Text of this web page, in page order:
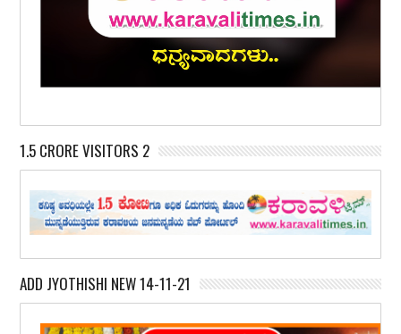
1.5 CRORE VISITORS 2
ADD JYOTHISHI NEW 14-11-21